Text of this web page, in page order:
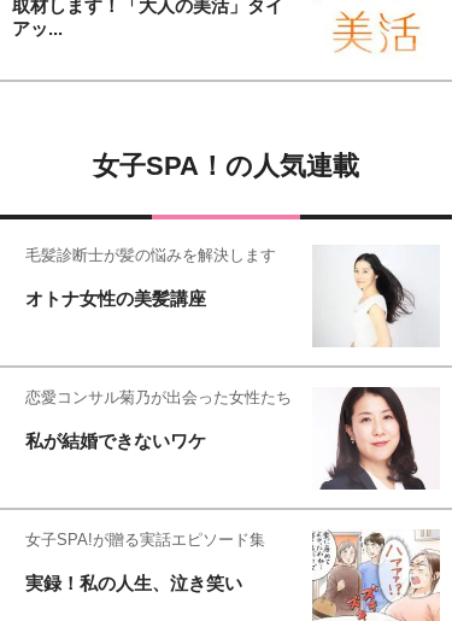
取材します！「大人の美活」タイ
アッ...
女子SPA！の人気連載
毛髪診断士が髪の悩みを解決します
オトナ女性の美髪講座
恋愛コンサル菊乃が出会った女性たち
私が結婚できないワケ
女子SPA!が贈る実話エピソード集
実録！私の人生、泣き笑い